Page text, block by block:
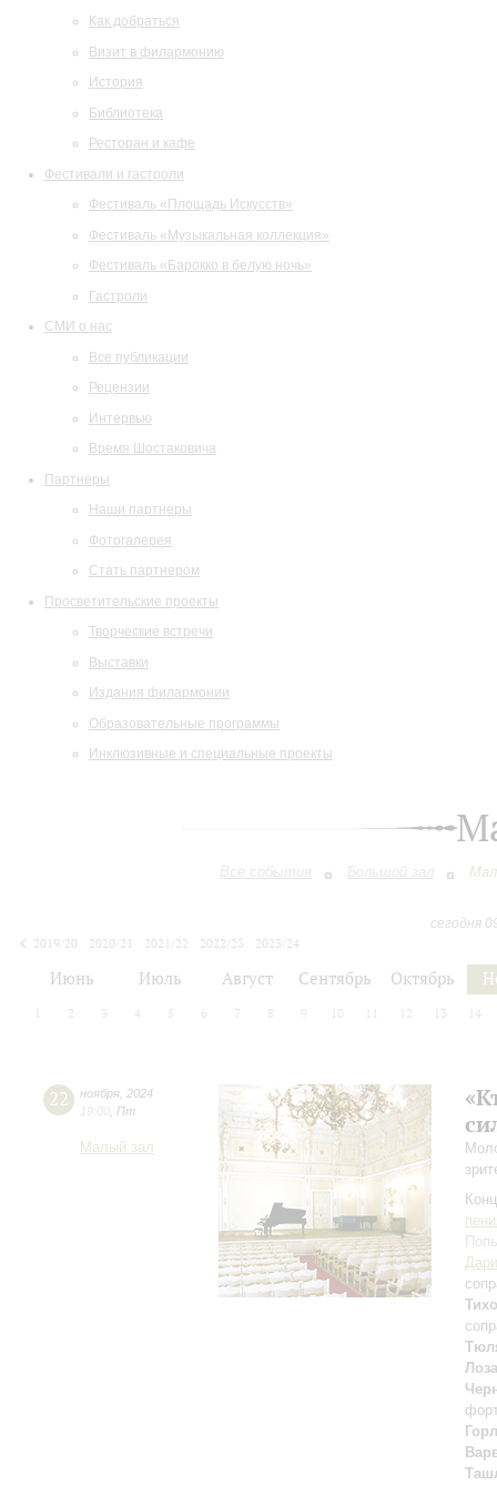
Как добраться
Визит в филармонию
История
Библиотека
Ресторан и кафе
Фестивали и гастроли
Фестиваль «Площадь Искусств»
Фестиваль «Музыкальная коллекция»
Фестиваль «Барокко в белую ночь»
Гастроли
СМИ о нас
Все публикации
Рецензии
Интервью
Время Шостаковича
Партнеры
Наши партнеры
Фотогалерея
Стать партнером
Просветительские проекты
Творческие встречи
Выставки
Издания филармонии
Образовательные программы
Инклюзивные и специальные проекты
Все события Большой зал
сегодня
2019/20
2020/21 2021/22 2022/23
2023/24
Июнь Июль Август Сентябрь Октябрь
2 3 4 5 6 7 8 9 10 12 13 14
22 ноября 2024
19:00 Пт
Малый зал